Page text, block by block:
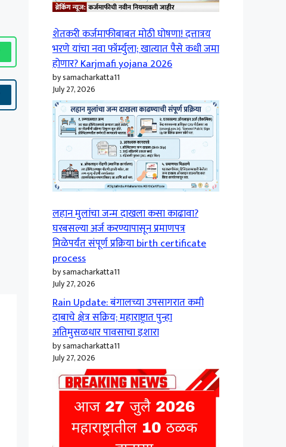
शेतकरी कर्जमाफीबाबत मोठी घोषणा! दत्तात्रय
भरणे यांचा नवा फॉर्म्युला; खात्यात पैसे कधी जमा
होणार? Karjmafi yojana 2026
by samacharkatta11
July 27, 2026
लहान मुलांचा जन्म दाखला कसा काढावा?
घरबसल्या अर्ज करण्यापासून प्रमाणपत्र
मिळेपर्यंत संपूर्ण प्रक्रिया birth certificate
process
by samacharkatta11
July 27, 2026
Rain Update: बंगालच्या उपसागरात कमी
दाबाचे क्षेत्र सक्रिय; महाराष्ट्रात पुन्हा
अतिमुसळधार पावसाचा इशारा
by samacharkatta11
July 27, 2026